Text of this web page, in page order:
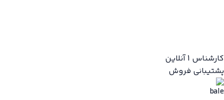
کارشناس 1 آنلاین
پشتیبانی فروش